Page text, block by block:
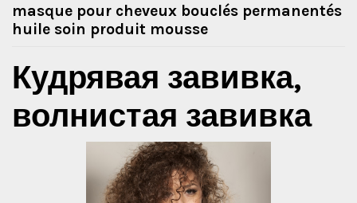
masque pour cheveux bouclés permanentés
huile soin produit mousse
Кудрявая завивка,
волнистая завивка